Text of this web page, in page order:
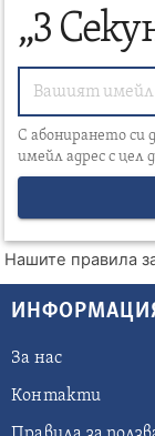
„3
С абонирането си
имейл адрес с цел
Нашите правила
За нас
Контакти